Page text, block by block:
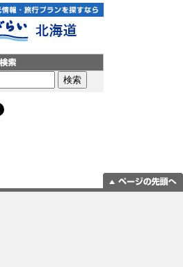
内検索